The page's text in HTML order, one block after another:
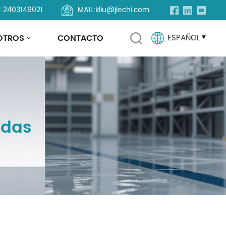
2403149021 MAIL:kliu@jiechi.com
CONTACTO ESPAÑOL
English
Français
Русский
Español
Português
العربية